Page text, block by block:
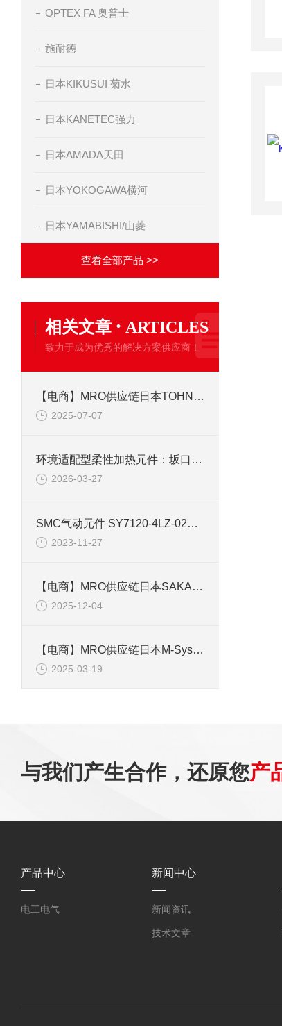
OPTEX FA 奥普士
施耐德
日本KIKUSUI 菊水
日本KANETEC强力
日本AMADA天田
日本YOKOGAWA横河
日本YAMABISHI/山菱
查看全部产品 >>
相关文章 · ARTICLES
致力于成为优秀的解决方案供应商！
【电商】MRO供应链日本TOHNICHI东日 跳脱式扭力扳手 QL1ON-MH
2025-07-07
环境适配型柔性加热元件：坂口电热 SRH430 核心技术与工程应用
2026-03-27
SMC气动元件 SY7120-4LZ-02阀体通孔先导式电磁阀
2023-11-27
【电商】MRO供应链日本SAKAGUCHI坂口电热 陶瓷加热器 YIR12040
2025-12-04
【电商】MRO供应链日本M-System爱模技研M2RS-4A-RCE信号转换器隔离模块
2025-03-19
与我们产生合作，还原您产
产品中心
电工电气
新闻中心
新闻资讯
技术文章